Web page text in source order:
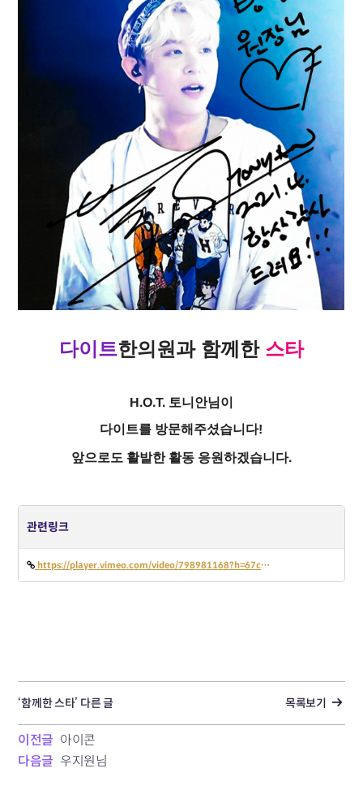
다이트한의원 과함께한 스타
H.O.T. 토니안님이
다이트를 방문해주셨습니다!
앞으로도 활발한 활동 응원하겠습니다.
관련링크
https://player.vimeo.com/video/798981168?h=67c1b8ea59&
‘함께한 스타’ 다른 글 목록보기
이전글 아이콘
다음글 우지원님